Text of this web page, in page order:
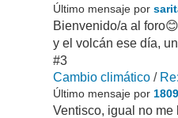
Último mensaje por
Bienvenido/a al
y el volcán ese día,
#3
Cambio climático /
Último mensaje por
Ventisco, igual no